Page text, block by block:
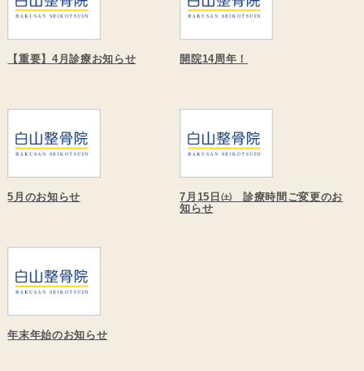
【重要】4月診療お知らせ 開院14周年！
5月のお知らせ
7月15日㈯ 診療時間ご変更のお
知らせ
年末年始のお知らせ